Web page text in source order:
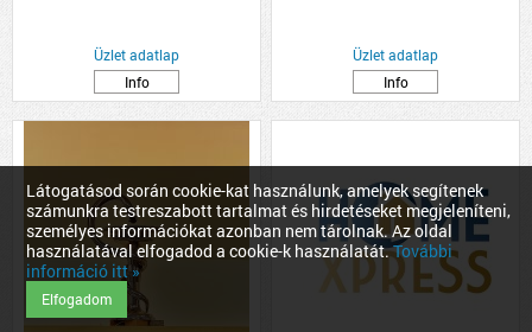
Látogatásod során cookie-kat használunk, amelyek segítenek
számunkra testreszabott tartalmat és hirdetéseket megjeleníteni,
személyes információkat azonban nem tárolnak. Az oldal
használatával elfogadod a cookie-k használatát.További
információ itt »
Elfogadom
Üzlet adatlap
Info
Üzlet adatlap
Info